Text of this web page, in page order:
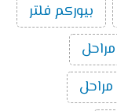
بيوركم فلتر